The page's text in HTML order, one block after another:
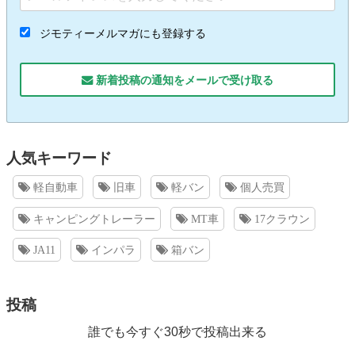
ジモティーメルマガにも登録する
新着投稿の通知をメールで受け取る
人気キーワード
軽自動車 旧車 軽バン 個人売買
キャンピングトレーラー MT車 17クラウン
JA11 インパラ 箱バン
投稿
誰でも今すぐ30秒で投稿出来る